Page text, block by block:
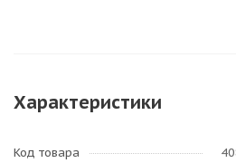
Характеристики
Код товара